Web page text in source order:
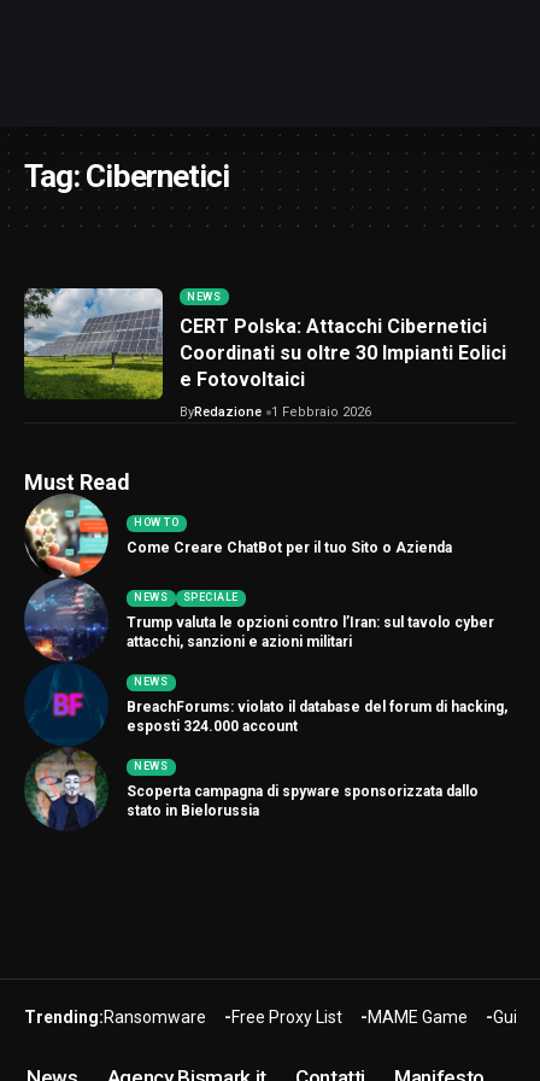
Tag:Cibernetici
NEWS
CERT Polska: Attacchi Cibernetici
Coordinati su oltre 30 Impianti Eolici
e Fotovoltaici
ByRedazione 1 Febbraio 2026
Must Read
HOW TO
Come Creare ChatBot per il tuo Sito o Azienda
NEWS SPECIALE
Trump valuta le opzioni contro l’Iran: sul tavolo cyber
attacchi, sanzioni e azioni militari
NEWS
BreachForums: violato il database del forum di hacking,
esposti 324.000 account
NEWS
Scoperta campagna di spyware sponsorizzata dallo
stato in Bielorussia
Trending:Ransomware Free Proxy List MAME Game Guide